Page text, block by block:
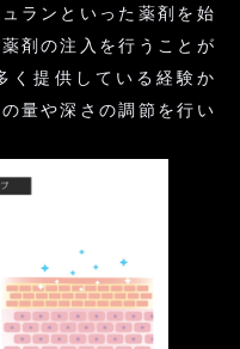
ランといった薬剤を始
剤の注入を行うことが
く提供している経験か
量や深さの調節を行い